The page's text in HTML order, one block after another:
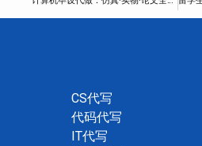
CS代写
代码代写
IT代写